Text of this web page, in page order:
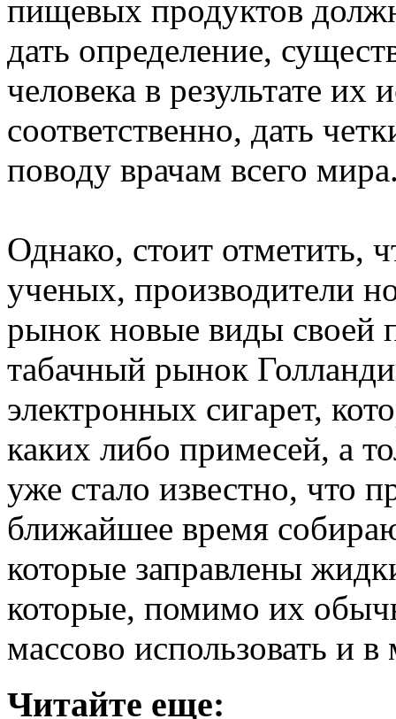
пищевых продуктов
дать определение,
человека в результате их
соответственно, дать
поводу врачам всего
Однако, стоит отметить,
ученых, производители
рынок новые виды своей
табачный рынок
электронных сигарет,
каких либо примесей, а
уже стало известно, что
ближайшее время
которые заправлены
которые, помимо их
массово использовать и
Читайте еще: